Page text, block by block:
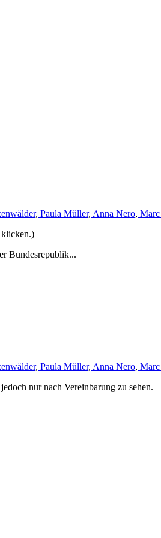
, Paula Müller, Anna Nero,
klicken.)
Bundesrepublik...
, Paula Müller, Anna Nero,
nur nach Vereinbarung zu sehen.